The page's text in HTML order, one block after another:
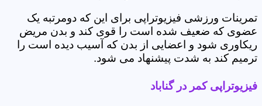
تمرینات ورزشی فیزیوتراپی برای این که دومرتبه یک
عضوی که ضعیف شده است را قوی کند و بدن مریض
ریکاوری شود و اعضایی از بدن که آسیب دیده است را
ترمیم کند به شدت پیشنهاد می شود.
فیزیوتراپی کمر در گناباد